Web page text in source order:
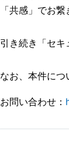
「共感」でお
引き続き「セキ
なお、本件につ
お問い合わせ：